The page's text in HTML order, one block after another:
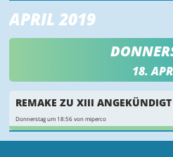
APRIL 2019
18.
REMAKE ZU XIII ANGEKÜNDIGT
Donnerstag um 18:56 von miperco